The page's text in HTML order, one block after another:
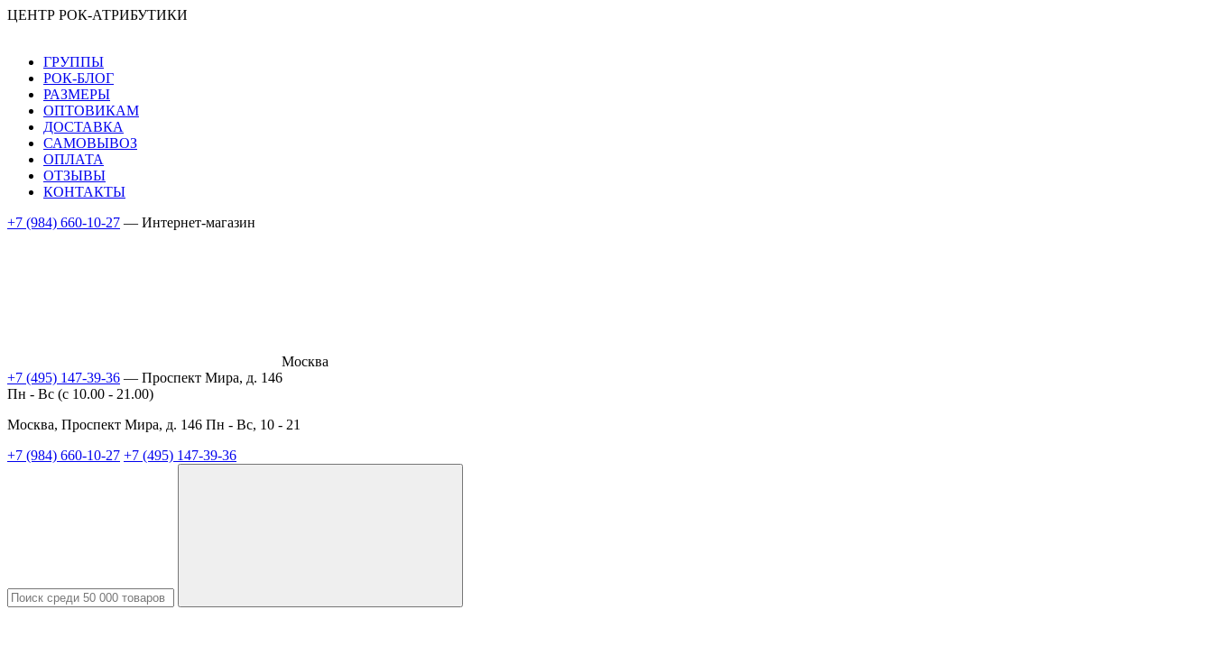
ЦЕНТР РОК-АТРИБУТИКИ
ГРУППЫ
РОК-БЛОГ
РАЗМЕРЫ
ОПТОВИКАМ
ДОСТАВКА
САМОВЫВОЗ
ОПЛАТА
ОТЗЫВЫ
КОНТАКТЫ
+7 (984) 660-10-27 — Интернет-магазин
Москва
+7 (495) 147-39-36 — Проспект Мира, д. 146
Пн - Вс (c 10.00 - 21.00)
Москва, Проспект Мира, д. 146 Пн - Вс, 10 - 21
+7 (984) 660-10-27 +7 (495) 147-39-36